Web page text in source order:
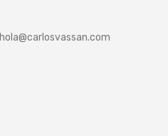
hola@carlosvassan.com